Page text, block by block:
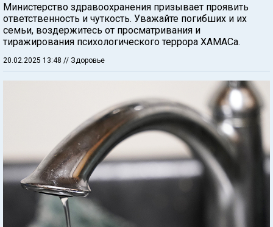
Министерство здравоохранения призывает проявить
ответственность и чуткость. Уважайте погибших и их
семьи, воздержитесь от просматривания и
тиражирования психологического террора ХАМАСа.
20.02.2025 13:48 // Здоровье